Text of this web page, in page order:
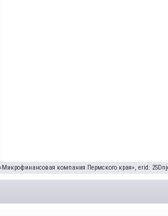
компания Пермского края», erid: